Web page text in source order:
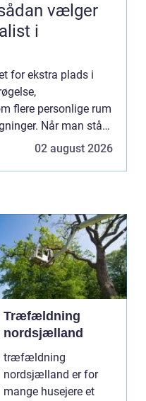
i
for ekstra plads i
flere personlige rum
Når man står
ka...02 august 2026
Træfældning
nordsjælland
træfældning
nordsjælland er for
mange husejere et